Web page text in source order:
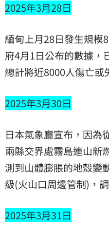
2025年3月28日
緬甸上月28日發生規模
府4月1日公布的數據，
總計將近8000人傷亡或
2025年3月30日
日本氣象廳宣布，因為
兩縣交界處霧島連山新
測到山體膨脹的地殼變
級(火山口周邊管制)，
2025年3月31日